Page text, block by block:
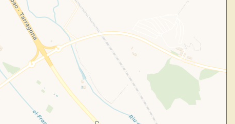
Explorar obras